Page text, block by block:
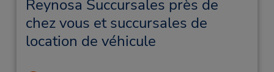
Reynosa Succursales près de
chez vous et succursales de
location de véhicule